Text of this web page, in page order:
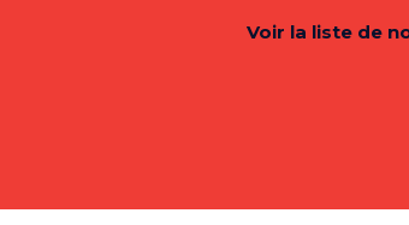
Voir la liste de